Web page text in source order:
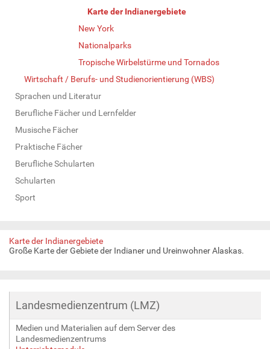
Karte der Indianergebiete
New York
Nationalparks
Tropische Wirbelstürme und Tornados
Wirtschaft / Berufs- und Studienorientierung (WBS)
Sprachen und Literatur
Berufliche Fächer und Lernfelder
Musische Fächer
Praktische Fächer
Berufliche Schularten
Schularten
Sport
Karte der Indianergebiete
Große Karte der Gebiete der Indianer und Ureinwohner Alaskas.
Landesmedienzentrum (LMZ)
Medien und Materialien auf dem Server des
Landesmedienzentrums